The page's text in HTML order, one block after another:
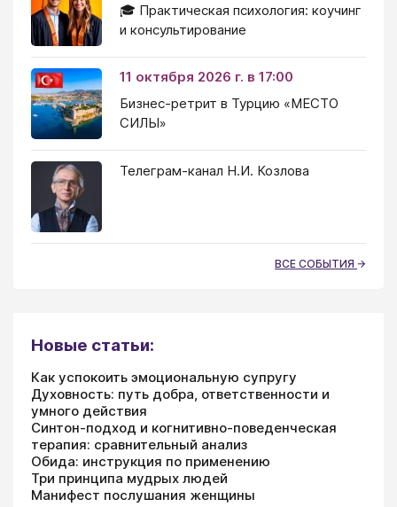
🎓 Практическая психология: коучинг
и консультирование
11 октября 2026 г. в 17:00
Бизнес-ретрит в Турцию «МЕСТО
СИЛЫ»
Телеграм-канал Н.И. Козлова
ВСЕ СОБЫТИЯ
Новые статьи:
Как успокоить эмоциональную супругу
Духовность: путь добра, ответственности и
умного действия
Синтон-подход и когнитивно-поведенческая
терапия: сравнительный анализ
Обида: инструкция по применению
Три принципа мудрых людей
Манифест послушания женщины